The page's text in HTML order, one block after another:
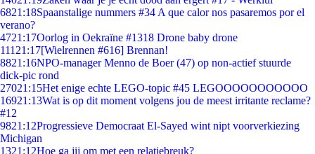
6821:18Spaanstalige nummers #34 A que calor nos pasaremos por el
verano?
4721:17Oorlog in Oekraïne #1318 Drone baby drone
111 21:17[Wielrennen #616] Brennan!
8821:16NPO-manager Menno de Boer (47) op non-actief stuurde
dick-pic rond
27021:15Het enige echte LEGO-topic #45 LEGOOOOOOOOOOO
16921:13Wat is op dit moment volgens jou de meest irritante reclame?
#12
9821:12Progressieve Democraat El-Sayed wint nipt voorverkiezing
Michigan
1321:12Hoe ga jij om met een relatiebreuk?